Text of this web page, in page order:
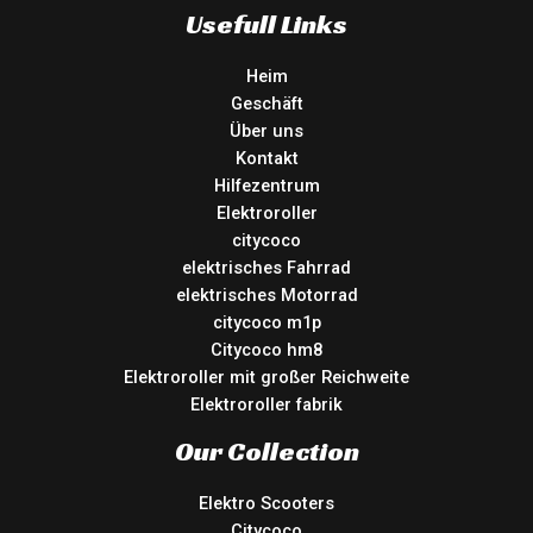
Usefull Links
Heim
Geschäft
Über uns
Kontakt
Hilfezentrum
Elektroroller
citycoco
elektrisches Fahrrad
elektrisches Motorrad
citycoco m1p
Citycoco hm8
Elektroroller mit großer Reichweite
Elektroroller fabrik
Our Collection
Elektro Scooters